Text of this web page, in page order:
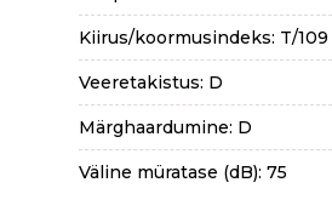
Kiirus/koormusindeks: T/109
Veeretakistus: D
Märghaardumine: D
Väline müratase (dB): 75